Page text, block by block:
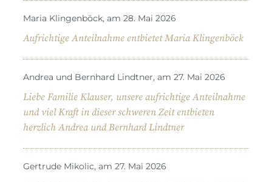
Maria Klingenböck, am 28. Mai 2026
Aufrichtige Anteilnahme entbietet Maria Klingenböck
Andrea und Bernhard Lindtner, am 27. Mai 2026
Liebe Familie Klauser, unsere aufrichtige Anteilnahme
und viel Kraft in dieser schweren Zeit entbieten
herzlich Andrea und Bernhard Lindtner
Gertrude Mikolic, am 27. Mai 2026